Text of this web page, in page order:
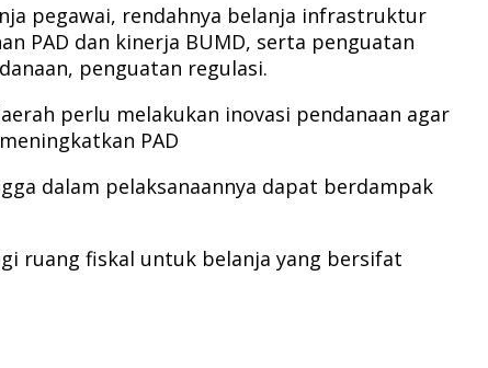
pegawai, rendahnya belanja infrastruktur
PAD dan kinerja BUMD, serta penguatan
penguatan regulasi.
perlu melakukan inovasi pendanaan agar
PAD
dalam pelaksanaannya dapat berdampak
ruang fiskal untuk belanja yang bersifat